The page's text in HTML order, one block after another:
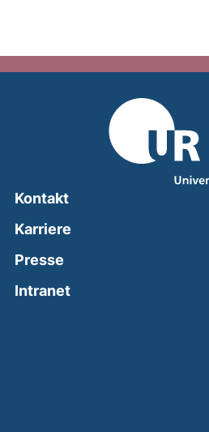
Kontakt
Karriere
Presse
Intranet(external link,